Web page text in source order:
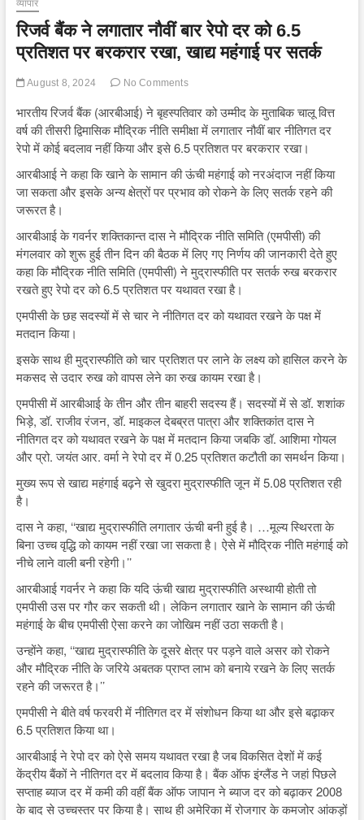
व्यापार
रिजर्व बैंक ने लगातार नौवीं बार रेपो दर को 6.5
प्रतिशत पर बरकरार रखा, खाद्य महंगाई पर सतर्क
August 8, 2024 No Comments
भारतीय रिजर्व बैंक (आरबीआई) ने बृहस्पतिवार को उम्मीद के मुताबिक चालू वित्त
वर्ष की तीसरी द्विमासिक मौद्रिक नीति समीक्षा में लगातार नौवीं बार नीतिगत दर
रेपो में कोई बदलाव नहीं किया और इसे 6.5 प्रतिशत पर बरकरार रखा।
आरबीआई ने कहा कि खाने के सामान की ऊंची महंगाई को नरअंदाज नहीं किया
जा सकता और इसके अन्य क्षेत्रों पर प्रभाव को रोकने के लिए सतर्क रहने की
जरूरत है।
आरबीआई के गवर्नर शक्तिकान्त दास ने मौद्रिक नीति समिति (एमपीसी) की
मंगलवार को शुरू हुई तीन दिन की बैठक में लिए गए निर्णय की जानकारी देते हुए
कहा कि मौद्रिक नीति समिति (एमपीसी) ने मुद्रास्फीति पर सतर्क रुख बरकरार
रखते हुए रेपो दर को 6.5 प्रतिशत पर यथावत रखा है।
एमपीसी के छह सदस्यों में से चार ने नीतिगत दर को यथावत रखने के पक्ष में
मतदान किया।
इसके साथ ही मुद्रास्फीति को चार प्रतिशत पर लाने के लक्ष्य को हासिल करने के
मकसद से उदार रुख को वापस लेने का रुख कायम रखा है।
एमपीसी में आरबीआई के तीन और तीन बाहरी सदस्य हैं। सदस्यों में से डॉ. शशांक
भिड़े, डॉ. राजीव रंजन, डॉ. माइकल देबब्रत पात्रा और शक्तिकांत दास ने
नीतिगत दर को यथावत रखने के पक्ष में मतदान किया जबकि डॉ. आशिमा गोयल
और प्रो. जयंत आर. वर्मा ने रेपो दर में 0.25 प्रतिशत कटौती का समर्थन किया।
मुख्य रूप से खाद्य महंगाई बढ़ने से खुदरा मुद्रास्फीति जून में 5.08 प्रतिशत रही
है।
दास ने कहा, ‘‘खाद्य मुद्रास्फीति लगातार ऊंची बनी हुई है। …मूल्य स्थिरता के
बिना उच्च वृद्धि को कायम नहीं रखा जा सकता है। ऐसे में मौद्रिक नीति महंगाई को
नीचे लाने वाली बनी रहेगी।’’
आरबीआई गवर्नर ने कहा कि यदि ऊंची खाद्य मुद्रास्फीति अस्थायी होती तो
एमपीसी उस पर गौर कर सकती थी। लेकिन लगातार खाने के सामान की ऊंची
महंगाई के बीच एमपीसी ऐसा करने का जोखिम नहीं उठा सकती है।
उन्होंने कहा, ‘‘खाद्य मुद्रास्फीति के दूसरे क्षेत्र पर पड़ने वाले असर को रोकने
और मौद्रिक नीति के जरिये अबतक प्राप्त लाभ को बनाये रखने के लिए सतर्क
रहने की जरूरत है।’’
एमपीसी ने बीते वर्ष फरवरी में नीतिगत दर में संशोधन किया था और इसे बढ़ाकर
6.5 प्रतिशत किया था।
आरबीआई ने रेपो दर को ऐसे समय यथावत रखा है जब विकसित देशों में कई
केंद्रीय बैंकों ने नीतिगत दर में बदलाव किया है। बैंक ऑफ इंग्लैंड ने जहां पिछले
सप्ताह ब्याज दर में कमी की वहीं बैंक ऑफ जापान ने ब्याज दर को बढ़ाकर 2008
के बाद से उच्चस्तर पर किया है। साथ ही अमेरिका में रोजगार के कमजोर आंकड़ों